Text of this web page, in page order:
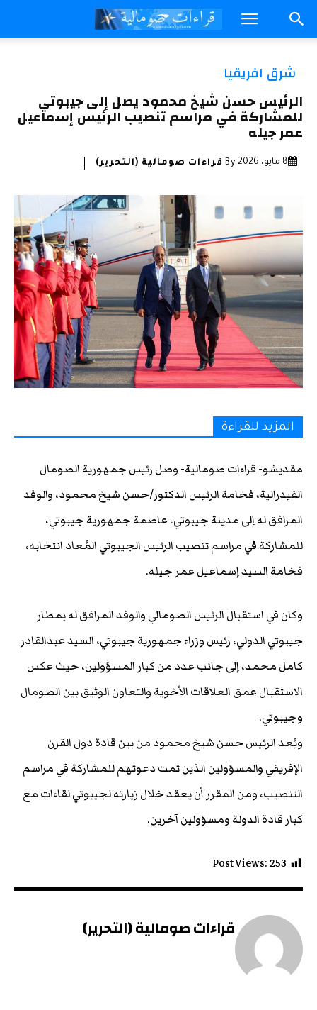
شرق افريقيا
الرئيس حسن شيخ محمود يصل إلى جيبوتي
للمشاركة في مراسم تنصيب الرئيس إسماعيل
عمر جيله
8 مايو، 2026 By قراءات صومالية (التحرير)
المزيد للقراءة
مقديشو- قراءات صومالية- وصل رئيس جمهورية الصومال
الفيدرالية، فخامة الرئيس الدكتور/حسن شيخ محمود، والوفد
المرافق له إلى مدينة جيبوتي، عاصمة جمهورية جيبوتي،
للمشاركة في مراسم تنصيب الرئيس الجيبوتي المُعاد انتخابه،
فخامة السيد إسماعيل عمر جيله.
وكان في استقبال الرئيس الصومالي والوفد المرافق له بمطار
جيبوتي الدولي، رئيس وزراء جمهورية جيبوتي، السيد عبدالقادر
كامل محمد، إلى جانب عدد من كبار المسؤولين، حيث عكس
الاستقبال عمق العلاقات الأخوية والتعاون الوثيق بين الصومال
وجيبوتي.
ويُعد الرئيس حسن شيخ محمود من بين قادة دول القرن
الإفريقي والمسؤولين الذين تمت دعوتهم للمشاركة في مراسم
التنصيب، ومن المقرر أن يعقد خلال زيارته لجيبوتي لقاءات مع
كبار قادة الدولة ومسؤولين آخرين.
Post Views:253
قراءات صومالية (التحرير)